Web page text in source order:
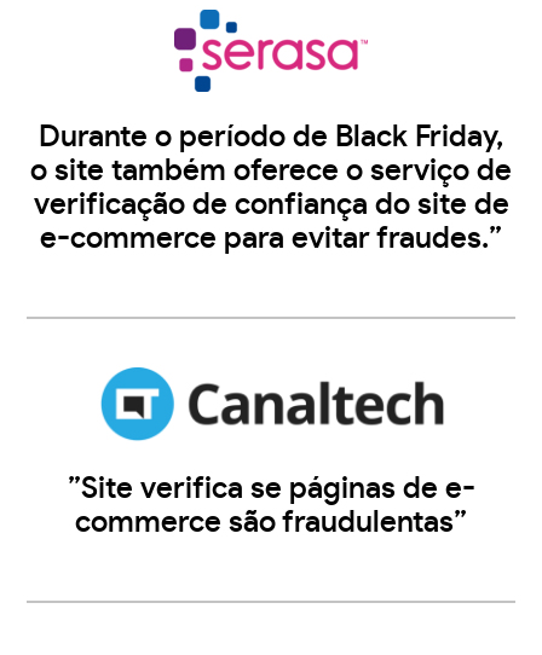
Durante o período de Black Friday,
o site também oferece o serviço de
verificação de confiança do site de
e-commerce para evitar fraudes.”
”Site verifica se páginas de e-
commerce são fraudulentas”